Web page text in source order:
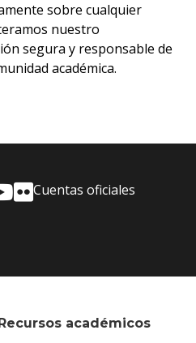
sobre cualquier
nuestro
segura y responsable de
académica.
Recursos académicos
Cuentas oficiales